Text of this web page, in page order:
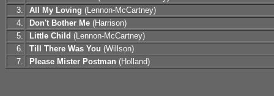
3.
All My Loving (Lennon-McCartney)
4.
Don't Bother Me (Harrison)
5.
Little Child (Lennon-McCartney)
6.
Till There Was You (Willson)
7.
Please Mister Postman (Holland)